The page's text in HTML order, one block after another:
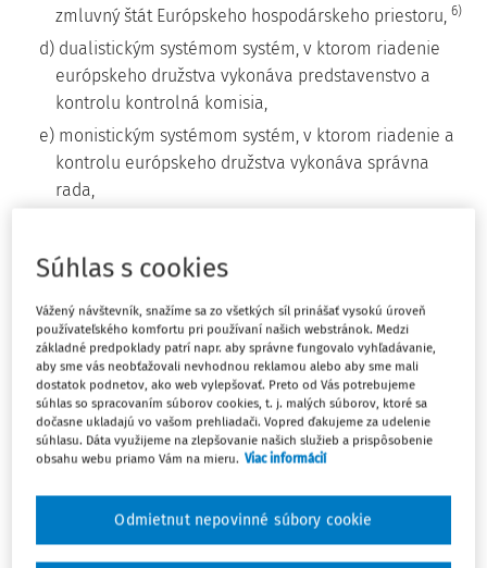
zmluvný štát Európskeho hospodárskeho priestoru, 6)
d) dualistickým systémom systém, v ktorom riadenie
európskeho družstva vykonáva predstavenstvo a
kontrolu kontrolná komisia,
e) monistickým systémom systém, v ktorom riadenie a
kontrolu európskeho družstva vykonáva správna
rada,
§ 3
(1) Ak tento zákon alebo osobitný zákon3)ustanovuje
pôsobnosť predstavenstva, rozumie sa tým, v prípade
európskeho družstva, ktoré má podľa stanov monistický
systém, pôsobnosť generálneho riaditeľa, ak z ustanovenia
ide o pôsobnosť správnej rady.
(2) Ak tento zákon alebo osobitný zákon3)ustanovuje
Súhlas s cookies
Vážený návštevník, snažíme sa zo všetkých síl prinášať vysokú úroveň
používateľského komfortu pri používaní našich webstránok. Medzi
základné predpoklady patrí napr. aby správne fungovalo vyhľadávanie,
aby sme vás neobťažovali nevhodnou reklamou alebo aby sme mali
dostatok podnetov, ako web vylepšovať. Preto od Vás potrebujeme
súhlas so spracovaním súborov cookies, t. j. malých súborov, ktoré sa
dočasne ukladajú vo vašom prehliadači. Vopred ďakujeme za udelenie
súhlasu. Dáta využijeme na zlepšovanie našich služieb a prispôsobenie
obsahu webu priamo Vám na mieru. Viac informácií
Odmietnut nepovinné súbory cookie